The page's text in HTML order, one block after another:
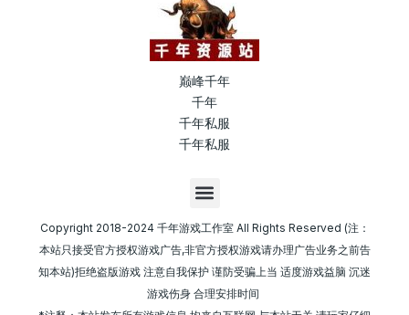
巅峰千年
千年
千年私服
千年私服
M
e
n
u
Copyright 2018-2024 千年游戏工作室 All Rights Reserved (注：
本站只接受官方授权游戏广告,非官方授权游戏请办理广告业务之前告
知本站)拒绝盗版游戏 注意自我保护 谨防受骗上当 适度游戏益脑 沉迷
游戏伤身 合理安排时间